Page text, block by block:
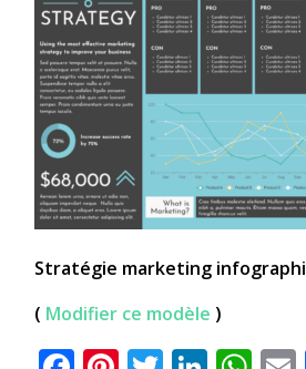
Stratégie marketing
( Modifier ce modèle )